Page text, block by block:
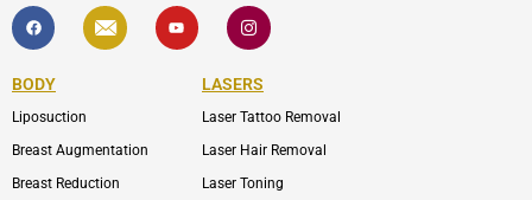
F
a
b
o
k
I
c
l
p
Y
o
u
I
c
-
i
s
a
r
BODY
Liposuction
Breast Augmentation
Breast Reduction
LASERS
Laser Tattoo Removal
Laser Hair Removal
Laser Toning